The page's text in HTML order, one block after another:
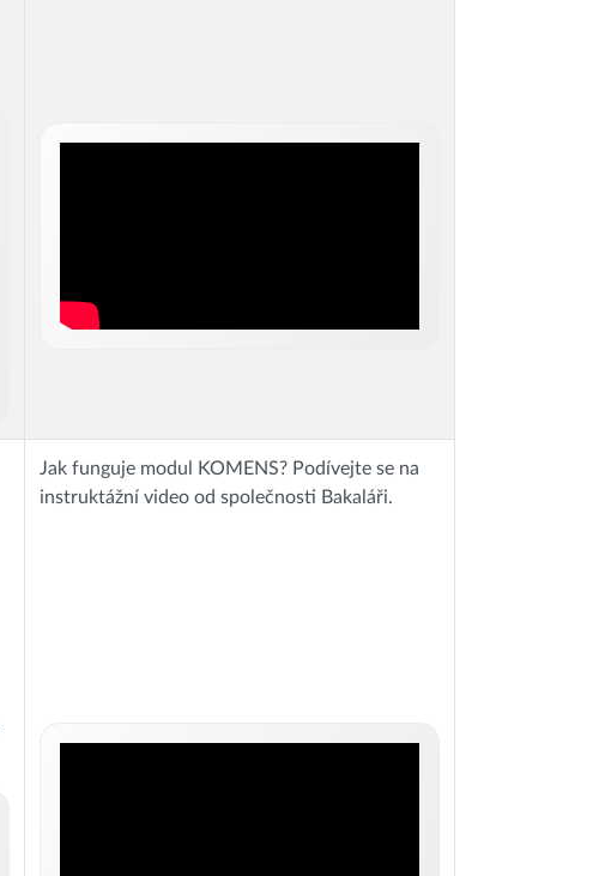
Jak funguje modul KOMENS? Podívejte se na
instruktážní video od společnosti Bakaláři.